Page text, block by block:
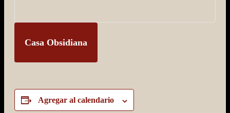
Casa Obsidiana
Agregar al calendario